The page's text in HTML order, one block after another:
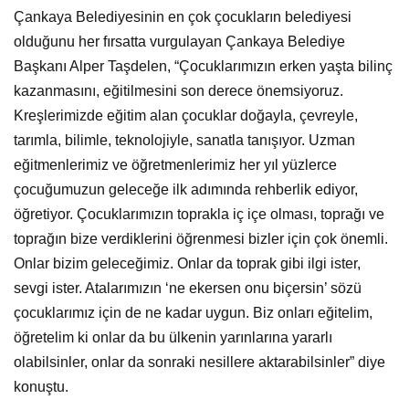
Çankaya Belediyesinin en çok çocukların belediyesi
olduğunu her fırsatta vurgulayan Çankaya Belediye
Başkanı Alper Taşdelen, “Çocuklarımızın erken yaşta bilinç
kazanmasını, eğitilmesini son derece önemsiyoruz.
Kreşlerimizde eğitim alan çocuklar doğayla, çevreyle,
tarımla, bilimle, teknolojiyle, sanatla tanışıyor. Uzman
eğitmenlerimiz ve öğretmenlerimiz her yıl yüzlerce
çocuğumuzun geleceğe ilk adımında rehberlik ediyor,
öğretiyor. Çocuklarımızın toprakla iç içe olması, toprağı ve
toprağın bize verdiklerini öğrenmesi bizler için çok önemli.
Onlar bizim geleceğimiz. Onlar da toprak gibi ilgi ister,
sevgi ister. Atalarımızın ‘ne ekersen onu biçersin’ sözü
çocuklarımız için de ne kadar uygun. Biz onları eğitelim,
öğretelim ki onlar da bu ülkenin yarınlarına yararlı
olabilsinler, onlar da sonraki nesillere aktarabilsinler” diye
konuştu.